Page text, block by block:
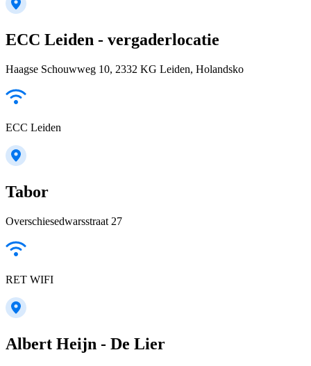
ECC Leiden - vergaderlocatie
Haagse Schouwweg 10, 2332 KG Leiden, Holandsko
ECC Leiden
Tabor
Overschiesedwarsstraat 27
RET WIFI
Albert Heijn - De Lier